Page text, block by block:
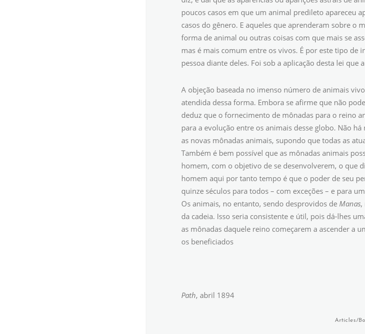
poucos casos em que um animal predileto apareceu
casos do gênero. E aqueles que aprenderam sobre o
forma de animal ou outras coisas com que mais se
mas é mais comum entre os vivos. É por este tipo de
pessoa diante deles. Foi sob a aplicação desta lei que
A objeção baseada no imenso número de animais
atendida dessa forma. Embora se afirme que não
deduz que o fornecimento de mônadas para o reino
para a evolução entre os animais desse globo. Não
as novas mônadas animais, supondo que todas as
Também é bem possível que as mônadas animais
homem, com o objetivo de se desenvolverem, o que
homem aqui por tanto tempo é que o poder de seu
quinze séculos para todos – com exceções – e para
Os animais, no entanto, sendo desprovidos de Manas,
da cadeia. Isso seria consistente e útil, pois dá-lhes
as mônadas daquele reino começarem a ascender a
os beneficiados
Path, abril 1894
Articles/